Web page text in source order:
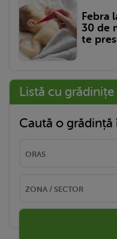
Febra
30 de
te
Listă cu grădinițe
Caută o grădință